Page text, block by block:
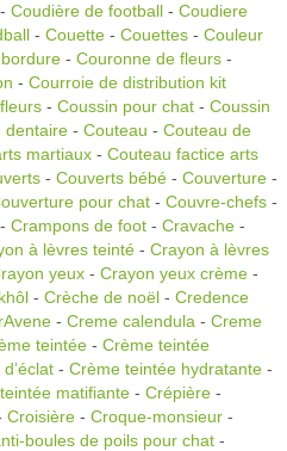
- Coudière de football - Coudiere
- Couette - Couettes - Couleur
- Couronne de fleurs -
- Courroie de distribution kit
- Coussin pour chat - Coussin
dentaire - Couteau - Couteau de
martiaux - Couteau factice arts
- Couverts bébé - Couverture -
pour chat - Couvre-chefs -
Crampons de foot - Cravache -
à lèvres teinté - Crayon à lèvres
yeux - Crayon yeux crème -
- Crèche de noël - Credence
- Creme calendula - Creme
teintée - Crème teintée
- Crème teintée hydratante -
matifiante - Crépière -
Croisière - Croque-monsieur -
boules de poils pour chat -